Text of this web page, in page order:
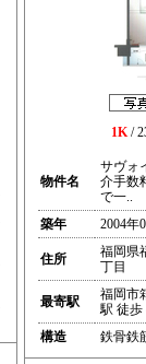
1K/
物件名
サヴォ
介手数
で一..
築年
2004年
住所
福岡県
丁目
最寄駅
福岡市
駅 徒歩
構造
鉄骨鉄